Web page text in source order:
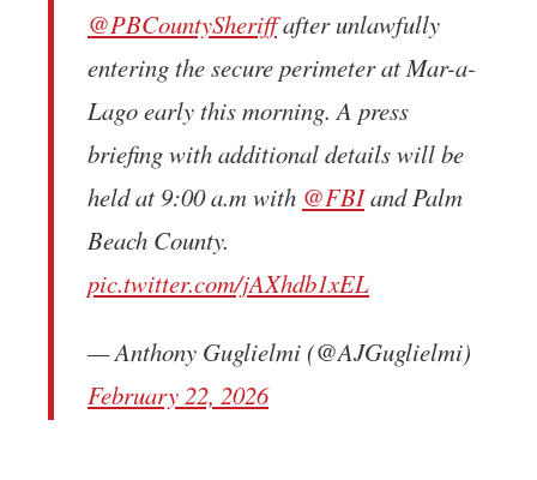
@PBCountySheriffafter unlawfully
entering the secure perimeter at Mar-a-
Lago early this morning. A press
briefing with additional details will be
held at 9:00 a.m with @FBIand Palm
Beach County.
pic.twitter.com/jAXhdb1xEL
— Anthony Guglielmi (@AJGuglielmi)
February 22, 2026